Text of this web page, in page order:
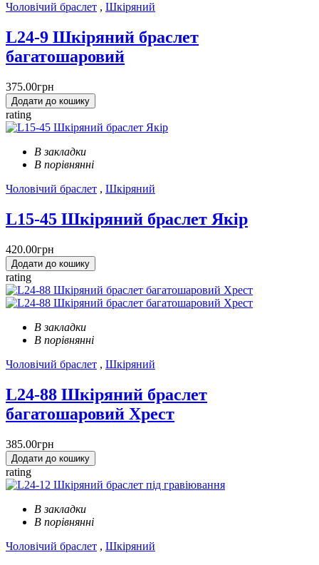
Чоловічий браслет , Шкіряний
L24-9 Шкіряний браслет
багатошаровий
375.00грн
Додати до кошику
rating
В закладки
В порівнянні
Чоловічий браслет , Шкіряний
L15-45 Шкіряний браслет Якір
420.00грн
Додати до кошику
rating
В закладки
В порівнянні
Чоловічий браслет , Шкіряний
L24-88 Шкіряний браслет
багатошаровий Хрест
385.00грн
Додати до кошику
rating
В закладки
В порівнянні
Чоловічий браслет , Шкіряний